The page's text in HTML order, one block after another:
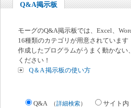
Q&A掲示板
モーグのQ&A掲示板では、Excel、
16種類のカテゴリが用意されています
作成したプログラムがうまく動かな
ください！
Q＆A 掲示板の使い方
Q&A （詳細検索） サイト内